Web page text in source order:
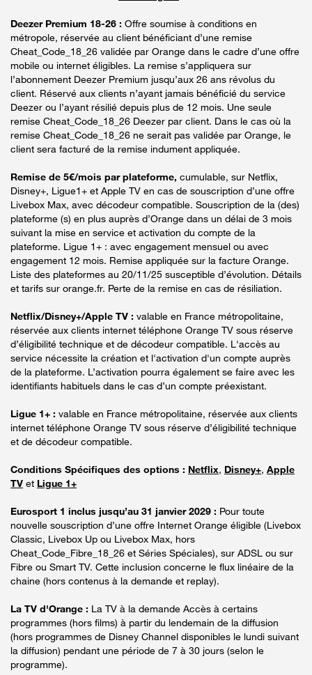
Deezer Premium 18-26 : Offre soumise à conditions en
métropole, réservée au client bénéficiant d’une remise
Cheat_Code_18_26 validée par Orange dans le cadre d’une offre
mobile ou internet éligibles. La remise s’appliquera sur
l’abonnement Deezer Premium jusqu’aux 26 ans révolus du
client. Réservé aux clients n’ayant jamais bénéficié du service
Deezer ou l’ayant résilié depuis plus de 12 mois. Une seule
remise Cheat_Code_18_26 Deezer par client. Dans le cas où la
remise Cheat_Code_18_26 ne serait pas validée par Orange, le
client sera facturé de la remise indument appliquée.
Remise de 5€/mois par plateforme, cumulable, sur Netflix,
Disney+, Ligue1+ et Apple TV en cas de souscription d’une offre
Livebox Max, avec décodeur compatible. Souscription de la (des)
plateforme (s) en plus auprès d’Orange dans un délai de 3 mois
suivant la mise en service et activation du compte de la
plateforme. Ligue 1+ : avec engagement mensuel ou avec
engagement 12 mois. Remise appliquée sur la facture Orange.
Liste des plateformes au 20/11/25 susceptible d’évolution. Détails
et tarifs sur orange.fr. Perte de la remise en cas de résiliation.
Netflix/Disney+/Apple TV : valable en France métropolitaine,
réservée aux clients internet téléphone Orange TV sous réserve
d’éligibilité technique et de décodeur compatible. L'accès au
service nécessite la création et l'activation d'un compte auprès
de la plateforme. L’activation pourra également se faire avec les
identifiants habituels dans le cas d’un compte préexistant.
Ligue 1+ : valable en France métropolitaine, réservée aux clients
internet téléphone Orange TV sous réserve d’éligibilité technique
et de décodeur compatible.
Conditions Spécifiques des options : Netflix, Disney+, Apple
TV et Ligue 1+
Eurosport 1 inclus jusqu’au 31 janvier 2029 : Pour toute
nouvelle souscription d’une offre Internet Orange éligible (Livebox
Classic, Livebox Up ou Livebox Max, hors
Cheat_Code_Fibre_18_26 et Séries Spéciales), sur ADSL ou sur
Fibre ou Smart TV. Cette inclusion concerne le flux linéaire de la
chaine (hors contenus à la demande et replay).
La TV d'Orange : La TV à la demande Accès à certains
programmes (hors films) à partir du lendemain de la diffusion
(hors programmes de Disney Channel disponibles le lundi suivant
la diffusion) pendant une période de 7 à 30 jours (selon le
programme).